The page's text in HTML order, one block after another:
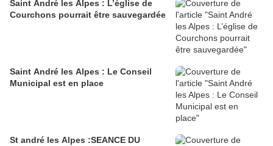
Saint André les Alpes : L’église de
Courchons pourrait être sauvegardée
Saint André les Alpes : Le Conseil
Municipal est en place
St andré les Alpes :SEANCE DU